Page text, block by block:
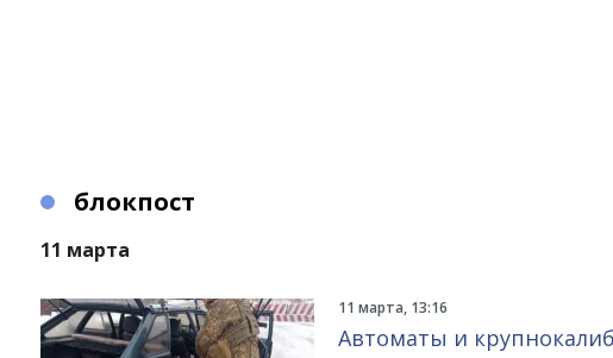
блокпост
11 марта
11 марта, 13:16
Автоматы и